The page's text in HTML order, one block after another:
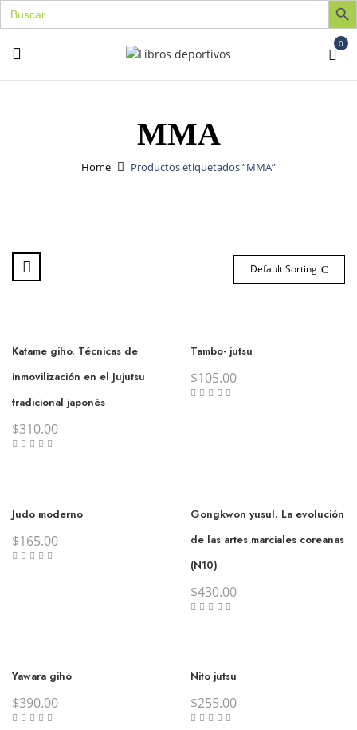
Buscar:
0
MMA
Home Productos etiquetados “MMA”
Default Sorting
Katame giho. Técnicas de
inmovilización en el Jujutsu
tradicional japonés
$310.00
Tambo- jutsu
$105.00
Judo moderno
$165.00
Gongkwon yusul. La evolución
de las artes marciales coreanas
(N10)
$430.00
Yawara giho
$390.00
Nito jutsu
$255.00